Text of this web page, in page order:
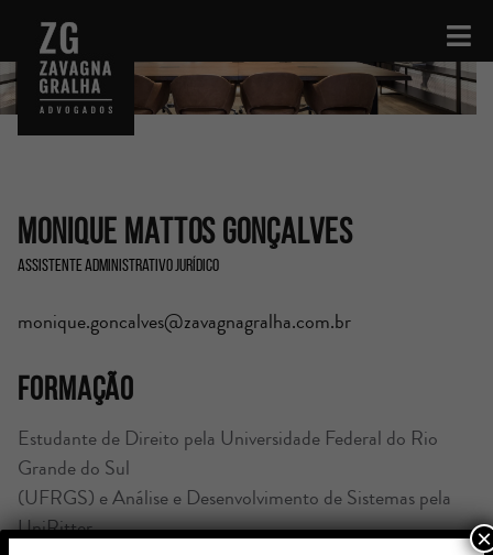
Monique Mattos Gonçalves
Assistente Administrativo Jurídico
monique.goncalves@zavagnagralha.com.br
Formação
Estudante de Direito pela Universidade Federal do Rio
Grande do Sul
(UFRGS) e Análise e Desenvolvimento de Sistemas pela
UniRitter.
×